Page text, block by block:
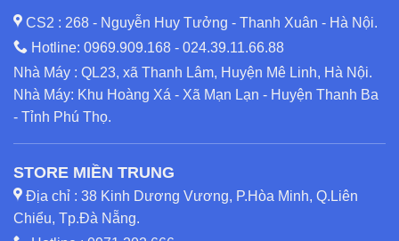
CS2 : 268 - Nguyễn Huy Tưởng - Thanh Xuân - Hà Nội.
Hotline: 0969.909.168 - 024.39.11.66.88
Nhà Máy : QL23, xã Thanh Lâm, Huyện Mê Linh, Hà Nội.
Nhà Máy: Khu Hoàng Xá - Xã Mạn Lạn - Huyện Thanh Ba
- Tỉnh Phú Thọ.
STORE MIỀN TRUNG
Địa chỉ : 38 Kinh Dương Vương, P.Hòa Minh, Q.Liên
Chiểu, Tp.Đà Nẵng.